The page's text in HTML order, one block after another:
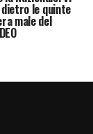
dietro le quinte
male del